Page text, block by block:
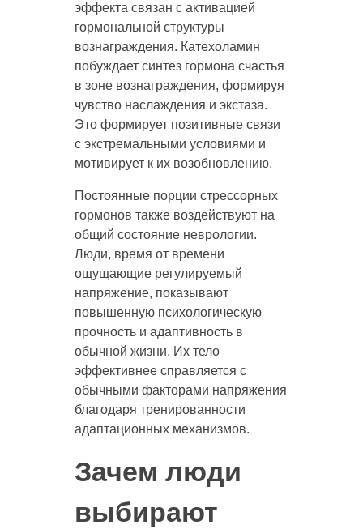
эффекта связан с активацией
гормональной структуры
вознаграждения. Катехоламин
побуждает синтез гормона счастья
в зоне вознаграждения, формируя
чувство наслаждения и экстаза.
Это формирует позитивные связи
с экстремальными условиями и
мотивирует к их возобновлению.
Постоянные порции стрессорных
гормонов также воздействуют на
общий состояние неврологии.
Люди, время от времени
ощущающие регулируемый
напряжение, показывают
повышенную психологическую
прочность и адаптивность в
обычной жизни. Их тело
эффективнее справляется с
обычными факторами напряжения
благодаря тренированности
адаптационных механизмов.
Зачем люди
выбирают